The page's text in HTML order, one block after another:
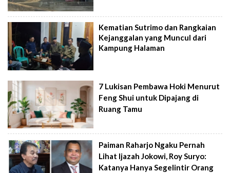
Kematian Sutrimo dan Rangkaian
Kejanggalan yang Muncul dari
Kampung Halaman
7 Lukisan Pembawa Hoki Menurut
Feng Shui untuk Dipajang di
Ruang Tamu
Paiman Raharjo Ngaku Pernah
Lihat Ijazah Jokowi, Roy Suryo:
Katanya Hanya Segelintir Orang